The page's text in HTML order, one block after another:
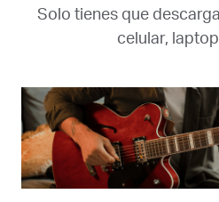
Solo tienes que
celular,